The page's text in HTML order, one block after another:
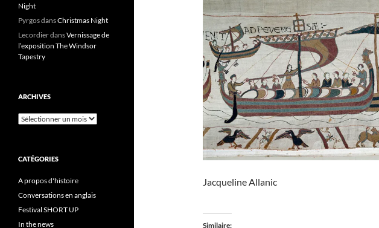
Jacqueline Allanic
Similaire
Night
PyrgosdansChristmas Night
LecordierdansVernissage de
l’exposition The Windsor
Tapestry
ARCHIVES
Archives
CATÉGORIES
A propos d'histoire
Conversations en anglais
Festival SHORT UP
In the news